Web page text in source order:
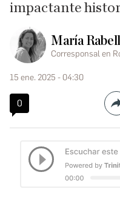
impactante
María
Corresponsal en
15 ene. 2025 - 04:30
0